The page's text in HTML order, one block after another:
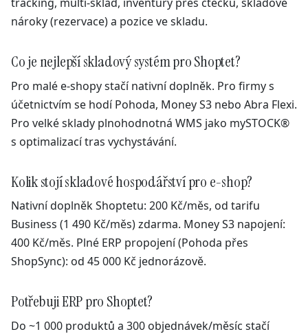
nároky (rezervace) a pozice ve skladu.
Co je nejlepší skladový systém pro Shoptet?
Pro malé e-shopy stačí nativní doplněk. Pro firmy s
účetnictvím se hodí Pohoda, Money S3 nebo Abra Flexi.
Pro velké sklady plnohodnotná WMS jako mySTOCK®
s optimalizací tras vychystávání.
Kolik stojí skladové hospodářství pro e-shop?
Nativní doplněk Shoptetu: 200 Kč/měs, od tarifu
Business (1 490 Kč/měs) zdarma. Money S3 napojení:
400 Kč/měs. Plné ERP propojení (Pohoda přes
ShopSync): od 45 000 Kč jednorázově.
Potřebuji ERP pro Shoptet?
Do ~1 000 produktů a 300 objednávek/měsíc stačí